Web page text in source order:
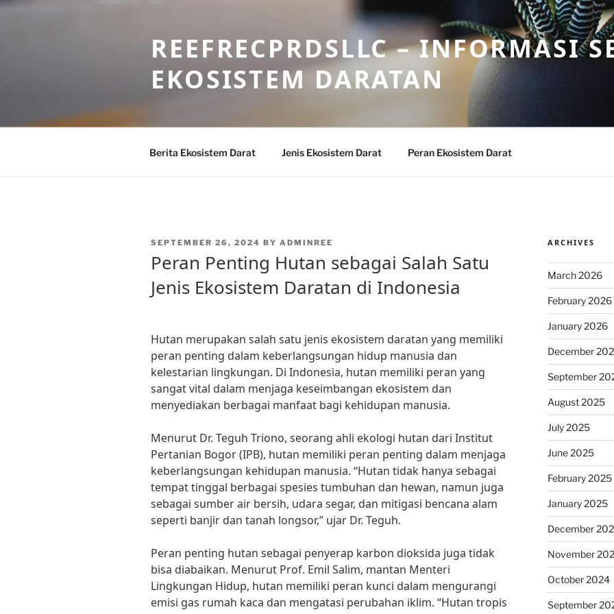
Skip
REEFRECPRDSLLC – INFORMASI
EKOSISTEM DARATAN
Berita Ekosistem Darat Jenis Ekosistem Darat Peran Ekosistem Darat
POSTED
SEPTEMBER 26, 2024 BY ADMINREE
Peran Penting Hutan sebagai Salah Satu
Jenis Ekosistem Daratan di Indonesia
Hutan merupakan salah satu jenis ekosistem daratan yang memiliki
peran penting dalam keberlangsungan hidup manusia dan
kelestarian lingkungan. Di Indonesia, hutan memiliki peran yang
sangat vital dalam menjaga keseimbangan ekosistem dan
menyediakan berbagai manfaat bagi kehidupan manusia.
Menurut Dr. Teguh Triono, seorang ahli ekologi hutan dari Institut
Pertanian Bogor (IPB), hutan memiliki peran penting dalam menjaga
keberlangsungan kehidupan manusia. “Hutan tidak hanya sebagai
tempat tinggal berbagai spesies tumbuhan dan hewan, namun juga
sebagai sumber air bersih, udara segar, dan mitigasi bencana alam
seperti banjir dan tanah longsor,” ujar Dr. Teguh.
Peran penting hutan sebagai penyerap karbon dioksida juga tidak
bisa diabaikan. Menurut Prof. Emil Salim, mantan Menteri
Lingkungan Hidup, hutan memiliki peran kunci dalam mengurangi
emisi gas rumah kaca dan mengatasi perubahan iklim. “Hutan tropis
ARCHIVES
March 2026
February 2026
January 2026
December
September
August 2025
July 2025
June 2025
February 2025
January 2025
December
November
October 2024
September